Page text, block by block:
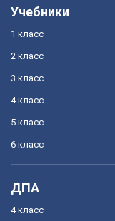
Учебники
1 класс
2 класс
3 класс
4 класс
5 класс
6 класс
ДПА
4 класс